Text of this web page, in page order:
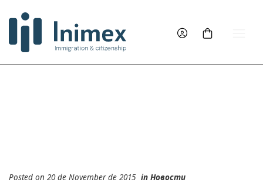
Posted on 20 de November de 2015 in Новости